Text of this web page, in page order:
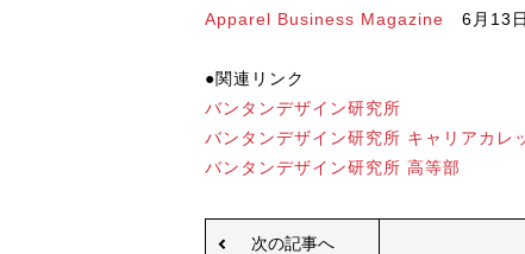
Apparel Business Magazine 6月13日
●関連リンク
バンタンデザイン研究所
バンタンデザイン研究所 キャリアカレ
バンタンデザイン研究所 高等部
次の記事へ